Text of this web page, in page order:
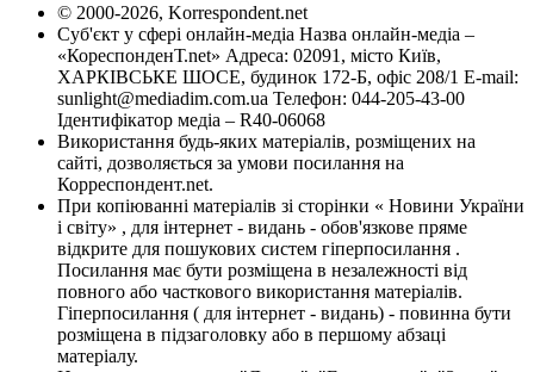
© 2000-2026, Korrespondent.net
Суб'єкт у сфері онлайн-медіа Назва онлайн-медіа –
«КореспонденТ.net» Адреса: 02091, місто Київ,
ХАРКІВСЬКЕ ШОСЕ, будинок 172-Б, офіс 208/1 E-mail:
sunlight@mediadim.com.ua Телефон: 044-205-43-00
Ідентифікатор медіа – R40-06068
Використання будь-яких матеріалів, розміщених на
сайті, дозволяється за умови посилання на
Корреспондент.net.
При копіюванні матеріалів зі сторінки « Новини України
і світу» , для інтернет - видань - обов'язкове пряме
відкрите для пошукових систем гіперпосилання .
Посилання має бути розміщена в незалежності від
повного або часткового використання матеріалів.
Гіперпосилання ( для інтернет - видань) - повинна бути
розміщена в підзаголовку або в першому абзаці
матеріалу.